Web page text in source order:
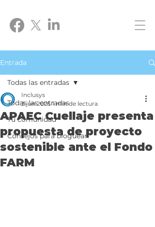
Entrada
Todas las entradas
Tu comunidad
Consejos para bloguear
Todas las entradas
APAEC Cuellaje presenta
propuesta de proyecto
sostenible ante el Fondo
FARM
Inclusys
3 jun 2025 1 min de lectura